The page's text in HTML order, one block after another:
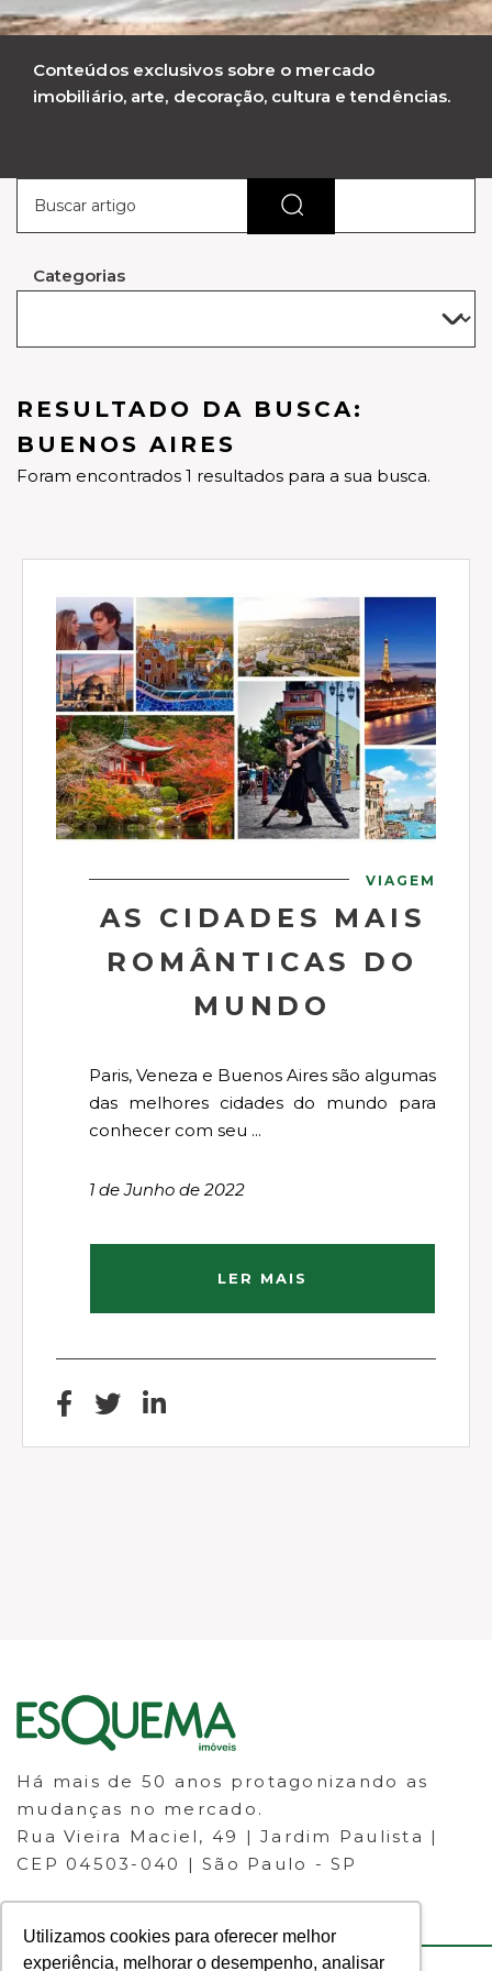
Utilizamos cookies para oferecer melhor
experiência, melhorar o desempenho, analisar
Conteúdos exclusivos sobre o mercado
imobiliário, arte, decoração, cultura e tendências.
Categorias
RESULTADO DA BUSCA:
BUENOS AIRES
Foram encontrados 1 resultados para a sua busca.
VIAGEM
AS CIDADES MAIS
ROMÂNTICAS DO
MUNDO
Paris, Veneza e Buenos Aires são algumas
das melhores cidades do mundo para
conhecer com seu ...
1 de Junho de 2022
LER MAIS
Há mais de 50 anos protagonizando as
mudanças no mercado.
Rua Vieira Maciel, 49 | Jardim Paulista |
CEP 04503-040 | São Paulo - SP